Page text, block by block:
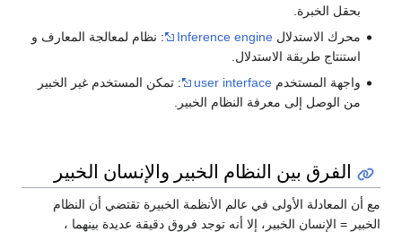
بحقل الخبرة.
محرك الاستدلالInference engine
: نظام لمعالجة المعارف و
استنتاج طريقة الاستدلال.
واجهة المستخدمuser interface
: تمكن المستخدم غير الخبير
من الوصل إلى معرفة النظام الخبير.
الفرق بين النظام الخبير والإنسان الخبير
مع أن المعادلة الأولى في عالم الأنظمة الخبيرة تقتضي أن النظام
الخبير = الإنسان الخبير، إلا أنه توجد فروق دقيقة عديدة بينهما ،